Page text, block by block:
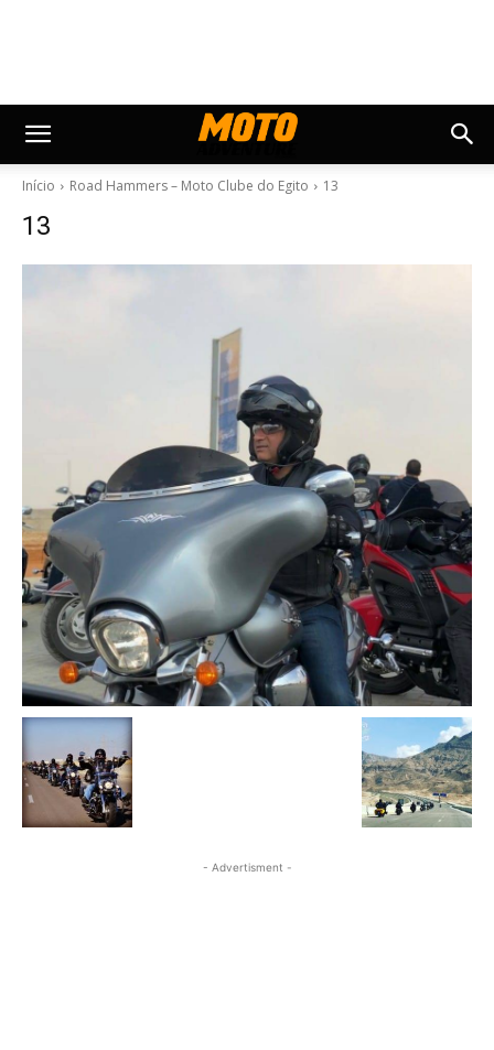
Início Road Hammers – Moto Clube do Egito 13
13
- Advertisment -